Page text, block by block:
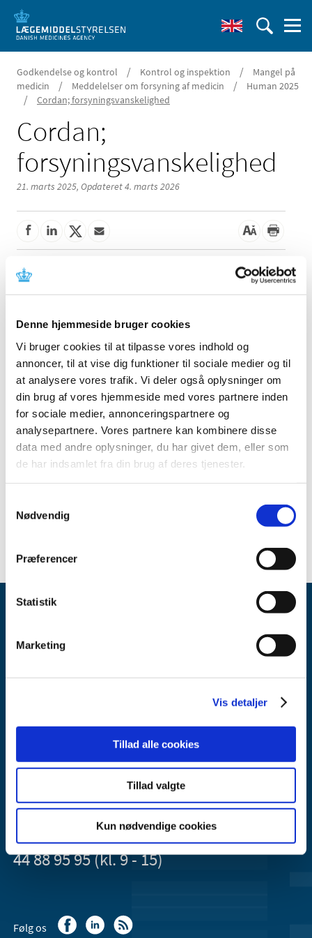
Denne hjemmeside bruger cookies
Vi bruger cookies til at tilpasse vores indhold og
annoncer, til at vise dig funktioner til sociale medier og til
at analysere vores trafik. Vi deler også oplysninger om
din brug af vores hjemmeside med vores partnere inden
for sociale medier, annonceringspartnere og
analysepartnere. Vores partnere kan kombinere disse
data med andre oplysninger, du har givet dem, eller som
de har indsamlet fra din brug af deres tjenester.
Nødvendig
Præferencer
Statistik
Marketing
Vis detaljer
Tillad alle cookies
Tillad valgte
Kun nødvendige cookies
Godkendelse og kontrol / Kontrol og inspektion /
Mangel på
medicin
/ Meddelelser om forsyning af medicin / Human 2025
/ Cordan; forsyningsvanskelighed
Cordan;
forsyningsvanskelighed
21. marts 2025, Opdateret 4. marts 2026
Der er aktuelle problemer med forsyningen af Cordan 200
Aktivt stof: Amiodaron (amiodaronhydrochlorid)
ATC-kode: C01BD01
Forventet periode:Midt december 2024 - start marts 2026
Årsag:Kvalitetsproblemer
Virksomhed:Sandoz A/S
Spørgsmål om aktuel status skal stilles til virksomheden.
medicin.
2300 København S
dkma@dkma.dk
Lægemiddelstyrelsen er en del af
Kontakt Lægemiddelstyrelsen
44 88 95 95 (kl. 9 - 15)
Følg os